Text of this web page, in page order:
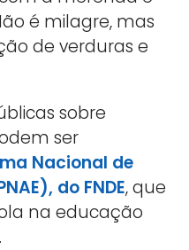
é milagre, mas
de verduras e
sobre
ser
Nacional de
do FNDE, que
na educação